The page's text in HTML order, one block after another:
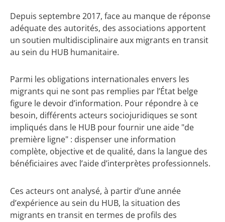
Depuis septembre 2017, face au manque de réponse
adéquate des autorités, des associations apportent
un soutien multidisciplinaire aux migrants en transit
au sein du HUB humanitaire.
Parmi les obligations internationales envers les
migrants qui ne sont pas remplies par l’État belge
figure le devoir d’information. Pour répondre à ce
besoin, différents acteurs sociojuridiques se sont
impliqués dans le HUB pour fournir une aide "de
première ligne" : dispenser une information
complète, objective et de qualité, dans la langue des
bénéficiaires avec l’aide d’interprètes professionnels.
Ces acteurs ont analysé, à partir d’une année
d’expérience au sein du HUB, la situation des
migrants en transit en termes de profils des